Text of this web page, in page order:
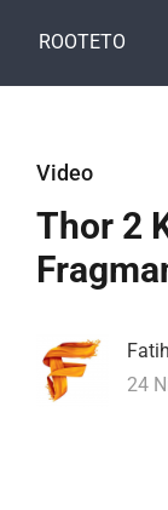
ROOTETO
Video
Thor 2
24